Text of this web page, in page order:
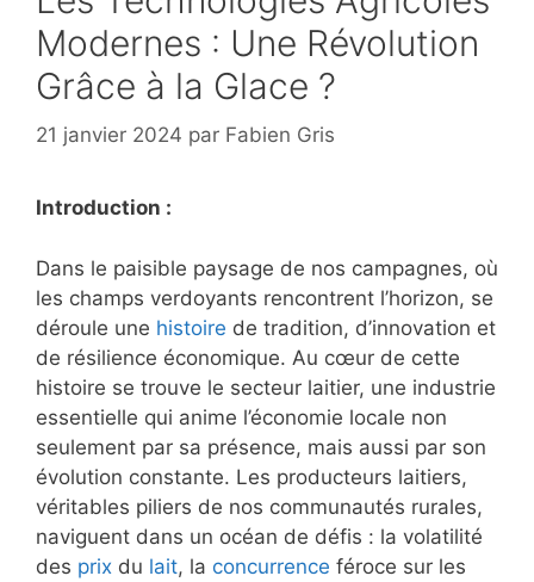
Modernes : Une Révolution
Grâce à la Glace ?
21 janvier 2024 par Fabien Gris
Introduction :
Dans le paisible paysage de nos campagnes, où
les champs verdoyants rencontrent l’horizon, se
déroule une histoire de tradition, d’innovation et
de résilience économique. Au cœur de cette
histoire se trouve le secteur laitier, une industrie
essentielle qui anime l’économie locale non
seulement par sa présence, mais aussi par son
évolution constante. Les producteurs laitiers,
véritables piliers de nos communautés rurales,
naviguent dans un océan de défis : la volatilité
des prix du lait, la concurrence féroce sur les